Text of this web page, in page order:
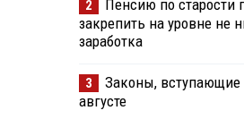
2
Пенсию по старости
закрепить на уровне не
заработка
3
Законы, вступающие
августе